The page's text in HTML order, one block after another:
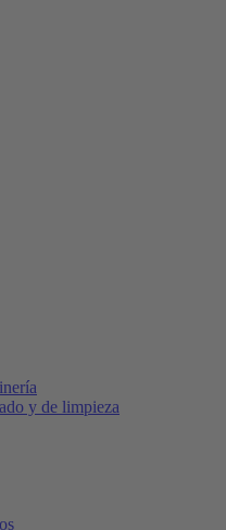
y de limpieza